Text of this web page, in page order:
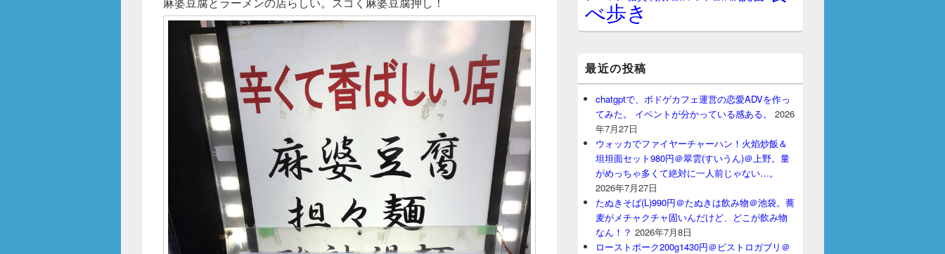
べ歩き
最近の投稿
chatgptで、ボドゲカフェ運営の恋愛ADVを作っ
てみた。 イベントが分かっている感ある。
2026
年7月27日
ウォッカでファイヤーチャーハン！火焰炒飯＆
坦坦面セット980円＠翠雲(すいうん)＠上野。量
がめっちゃ多くて絶対に一人前じゃない…。
2026年7月27日
たぬきそば(L)990円＠たぬきは飲み物＠池袋。蕎
麦がメチャクチャ固いんだけど、どこが飲み物
なん！？ 2026年7月8日
ローストポーク200g1430円＠ビストロガブリ＠